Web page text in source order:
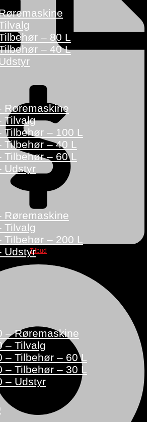
Tilbud
– 80 L
– 40 L
Røremaskine
Tilvalg
Tilbehør – 100 L
Tilbehør – 40 L
Tilbehør – 60 L
Udstyr
Røremaskine
Tilvalg
Tilbehør – 200 L
Udstyr
– Røremaskine
– Tilvalg
– Tilbehør – 60 L
– Tilbehør – 30 L
– Udstyr